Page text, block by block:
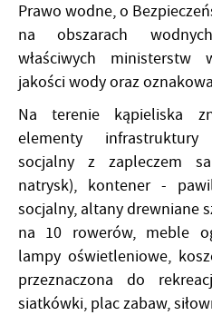
Prawo wodne, o
na obszarach
właściwych ministerstw
jakości wody oraz
Na terenie kąpieliska
elementy
socjalny z zapleczem
natrysk), kontener -
socjalny, altany drewniane
na 10 rowerów, meble
lampy oświetleniowe,
przeznaczona do
siatkówki, plac zabaw,